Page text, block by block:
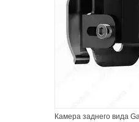
Камера заднего вида